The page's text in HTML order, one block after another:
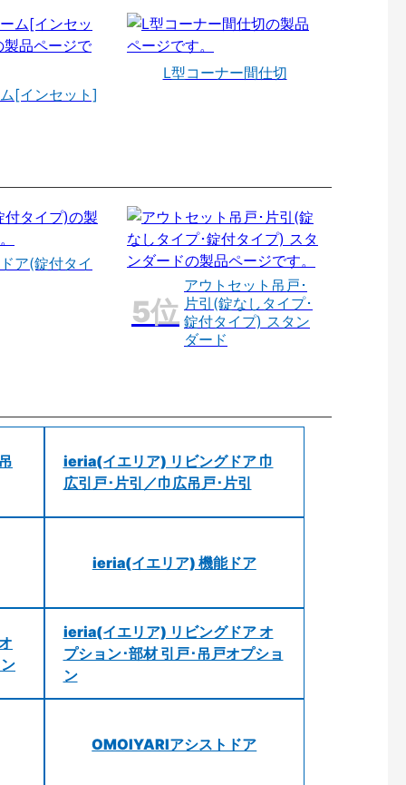
[インセット]
L型コーナー間仕切
ア(錠付タイ
アウトセット吊戸･
片引(錠なしタイプ･
錠付タイプ) スタン
ダード
ieria(イエリア) リビングドア 巾
広引戸･片引／巾広吊戸･片引
ieria(イエリア) 機能ドア
ieria(イエリア) リビングドア オ
プション･部材 引戸･吊戸オプショ
ン
OMOIYARIアシストドア